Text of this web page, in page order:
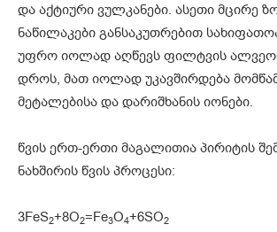
და აქტიური ვულკანები. ასეთი მცირე
ნაწილაკები განსაკუთრებით
უფრო იოლად აღწევს ფილტვის
დროს, მათ იოლად უკავშირდება
მეტალებისა და დარიშხანის იონები.
წვის ერთ-ერთი მაგალითია პირიტის
ნახშირის წვის პროცესი:
3FeS2+8O2=Fe3O4+6SO2